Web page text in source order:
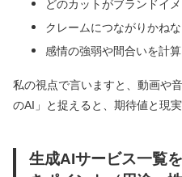
どのカットがブランドイ
クレームにつながりかね
感情の強弱や間合いを計
私の視点で言いますと、動画や
のAI」と捉えると、期待値と現
生成AIサービス一覧